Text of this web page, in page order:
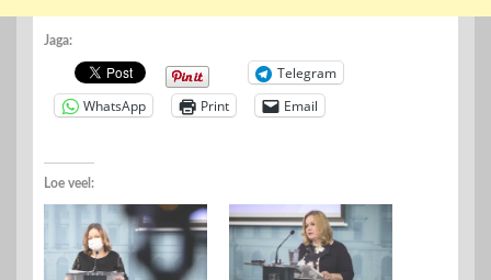
Jaga:
Telegram
WhatsApp
Print Email
Loe veel: